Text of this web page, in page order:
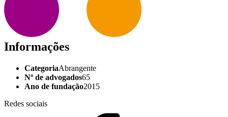
Informações
CategoriaAbrangente
Nº de advogados65
Ano de fundação2015
Redes sociais